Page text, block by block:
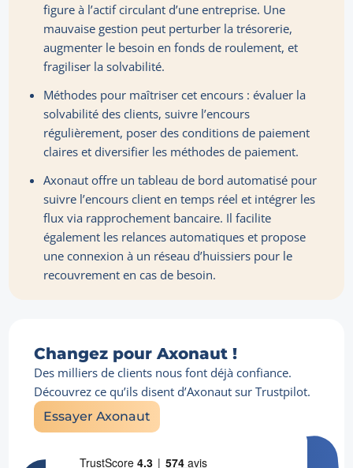
figure à l’actif circulant d’une entreprise. Une
mauvaise gestion peut perturber la trésorerie,
augmenter le besoin en fonds de roulement, et
fragiliser la solvabilité.
Méthodes pour maîtriser cet encours : évaluer la
solvabilité des clients, suivre l’encours
régulièrement, poser des conditions de paiement
claires et diversifier les méthodes de paiement.
Axonaut offre un tableau de bord automatisé pour
suivre l’encours client en temps réel et intégrer les
flux via rapprochement bancaire. Il facilite
également les relances automatiques et propose
une connexion à un réseau d’huissiers pour le
recouvrement en cas de besoin.
Changez pour Axonaut !
Des milliers de clients nous font déjà confiance.
Découvrez ce qu’ils disent d’Axonaut sur Trustpilot.
Essayer Axonaut